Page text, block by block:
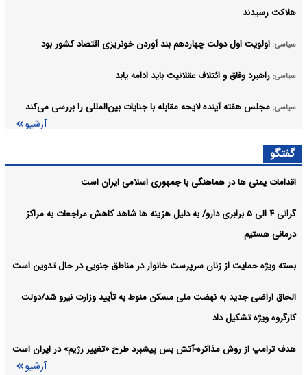
هلاکت رسیدند
سیاسی: اولویت اول دولت چهاردهم بند آوردن خونریزی اقتصاد کشور بود
سیاسی: راهبرد وفاق و ائتلاف عقلانیت باید ادامه یابد
سیاسی: مجلس هفته آینده لایحه مقابله با جنایات بین‌المللی را بررسی می‌کند
آرشیو
گفتگو
اقدامات یمنی ها در هماهنگی با جمهوری اسلامی ایران است
گرانی ۴ الی ۵ برابری دارو/ به دلیل هزینه ها شاهد کاهش مراجعات به مراکز
درمانی هستیم
بسته ویژه حمایت از زنان سرپرست خانوار در مناطق جنوبی در حال تدوین است
الحاق اراضی جدید به نهضت ملی مسکن منوط به تأیید وزارت نیرو شد/دولت
کارگروه ویژه تشکیل داد
هدف ترامپ از روش مذاکره-آتش بس پیشبرد طرح «تغییر رژیم» در ایران است
آرشیو